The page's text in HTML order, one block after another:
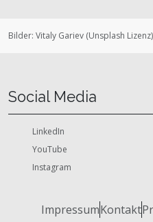
Bilder: Vitaly Gariev (Unsplash Lizenz)
Social Media
LinkedIn
YouTube
Instagram
ImpressumKontakt